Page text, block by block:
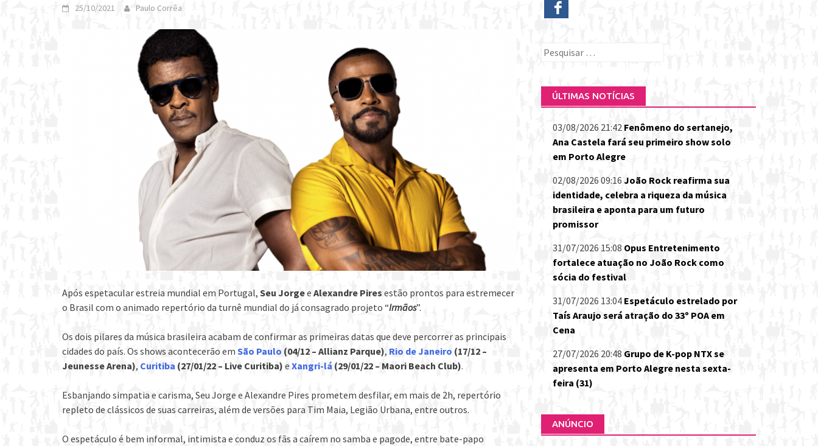
25/10/2021 Paulo Corrêa
Após espetacular estreia mundial em Portugal, Seu Jorgee Alexandre Pires estão prontos para estremecer
o Brasil com o animado repertório da turnê mundial do já consagrado projeto “Irmãos”.
Os dois pilares da música brasileira acabam de confirmar as primeiras datas que deve percorrer as principais
cidades do país. Os shows acontecerão em São Paulo (04/12 – Allianz Parque), Rio de Janeiro (17/12 –
Jeunesse Arena), Curitiba (27/01/22 – Live Curitiba) eXangri-lá (29/01/22 – Maori Beach Club).
Esbanjando simpatia e carisma, Seu Jorge e Alexandre Pires prometem desfilar, em mais de 2h, repertório
repleto de clássicos de suas carreiras, além de versões para Tim Maia, Legião Urbana, entre outros.
O espetáculo é bem informal, intimista e conduz os fãs a caírem no samba e pagode, entre bate-papo
Pesquisar
ÚLTIMAS NOTÍCIAS
03/08/2026 21:42 Fenômeno do sertanejo,
Ana Castela fará seu primeiro show solo
em Porto Alegre
02/08/2026 09:16 João Rock reafirma sua
identidade, celebra a riqueza da música
brasileira e aponta para um futuro
promissor
31/07/2026 15:08 Opus Entretenimento
fortalece atuação no João Rock como
sócia do festival
31/07/2026 13:04 Espetáculo estrelado por
Taís Araujo será atração do 33º POA em
Cena
27/07/2026 20:48 Grupo de K-pop NTX se
apresenta em Porto Alegre nesta sexta-
feira (31)
ANÚNCIO